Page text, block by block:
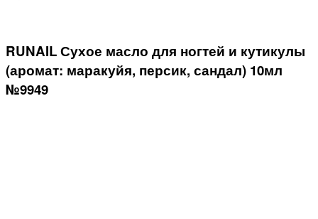
RUNAIL Сухое масло для ногтей и кутикулы
(аромат: маракуйя, персик, сандал) 10мл
№9949